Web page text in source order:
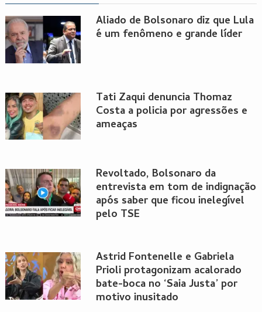
Aliado de Bolsonaro diz que Lula
é um fenômeno e grande líder
Tati Zaqui denuncia Thomaz
Costa a policia por agressões e
ameaças
Revoltado, Bolsonaro da
entrevista em tom de indignação
após saber que ficou inelegível
pelo TSE
Astrid Fontenelle e Gabriela
Prioli protagonizam acalorado
bate-boca no ‘Saia Justa’ por
motivo inusitado